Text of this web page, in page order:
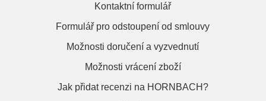
Kontaktní formulář
Formulář pro odstoupení od smlouvy
Možnosti doručení a vyzvednutí
Možnosti vrácení zboží
Jak přidat recenzi na HORNBACH?